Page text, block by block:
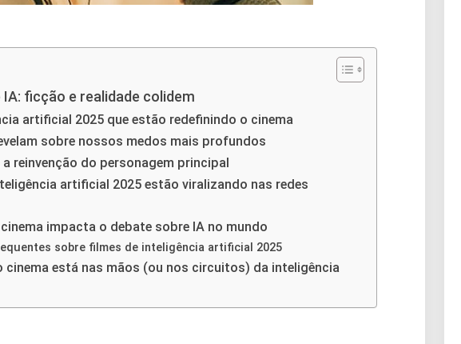
ficção e realidade colidem
artificial 2025 que estão redefinindo o cinema
sobre nossos medos mais profundos
reinvenção do personagem principal
artificial 2025 estão viralizando nas redes
impacta o debate sobre IA no mundo
sobre filmes de inteligência artificial 2025
está nas mãos (ou nos circuitos) da inteligência